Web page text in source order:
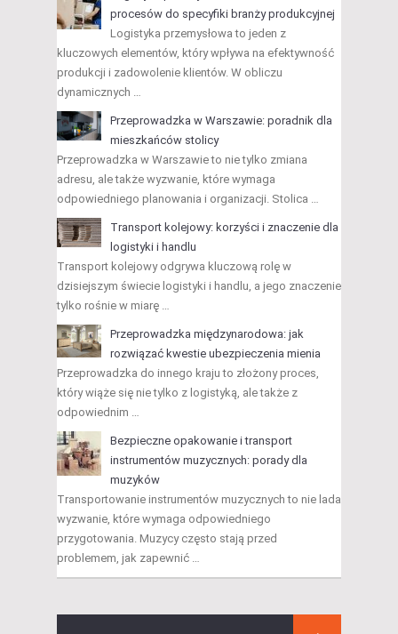
procesów do specyfiki branży produkcyjnej
Logistyka przemysłowa to jeden z
kluczowych elementów, który wpływa na efektywność
produkcji i zadowolenie klientów. W obliczu
dynamicznych …
Przeprowadzka w Warszawie: poradnik dla
mieszkańców stolicy
Przeprowadzka w Warszawie to nie tylko zmiana
adresu, ale także wyzwanie, które wymaga
odpowiedniego planowania i organizacji. Stolica …
Transport kolejowy: korzyści i znaczenie dla
logistyki i handlu
Transport kolejowy odgrywa kluczową rolę w
dzisiejszym świecie logistyki i handlu, a jego znaczenie
tylko rośnie w miarę …
Przeprowadzka międzynarodowa: jak
rozwiązać kwestie ubezpieczenia mienia
Przeprowadzka do innego kraju to złożony proces,
który wiąże się nie tylko z logistyką, ale także z
odpowiednim …
Bezpieczne opakowanie i transport
instrumentów muzycznych: porady dla
muzyków
Transportowanie instrumentów muzycznych to nie lada
wyzwanie, które wymaga odpowiedniego
przygotowania. Muzycy często stają przed
problemem, jak zapewnić …